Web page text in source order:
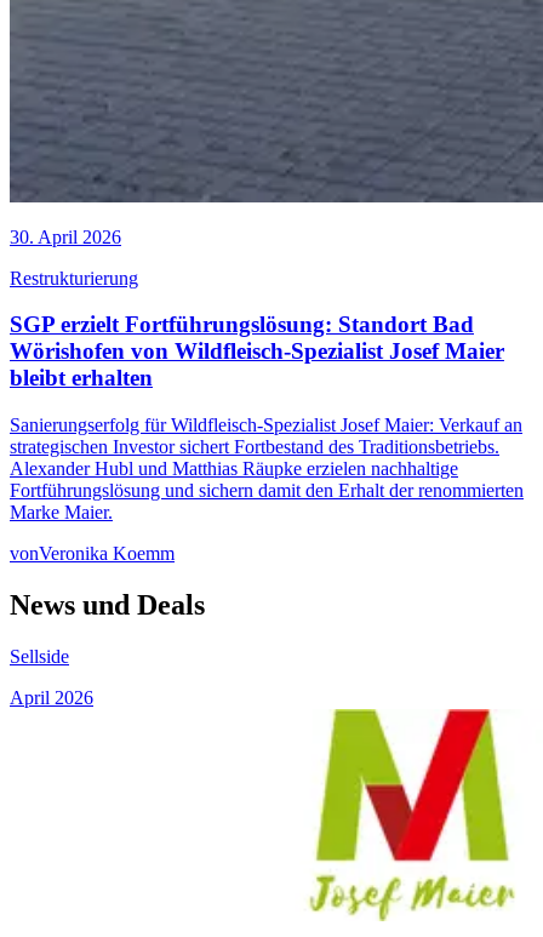
30. April 2026
Restrukturierung
SGP erzielt Fortführungslösung: Standort Bad
Wörishofen von Wildfleisch-Spezialist Josef Maier
bleibt erhalten
Sanierungserfolg für Wildfleisch-Spezialist Josef Maier: Verkauf an
strategischen Investor sichert Fortbestand des Traditionsbetriebs.
Alexander Hubl und Matthias Räupke erzielen nachhaltige
Fortführungslösung und sichern damit den Erhalt der renommierten
Marke Maier.
vonVeronika Koemm
News und Deals
Sellside
April 2026